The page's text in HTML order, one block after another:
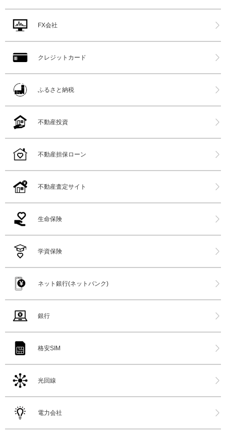
FX会社
クレジットカード
ふるさと納税
不動産投資
不動産担保ローン
不動産査定サイト
生命保険
学資保険
ネット銀行(ネットバンク)
銀行
格安SIM
光回線
電力会社